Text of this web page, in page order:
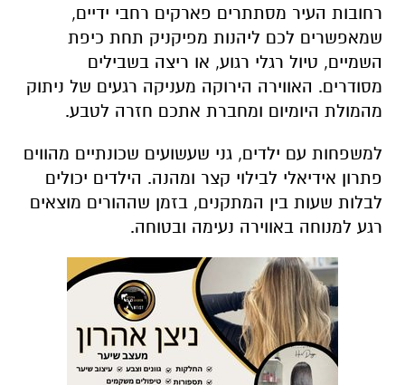
רחובות העיר מסתתרים פארקים רחבי ידיים,
שמאפשרים לכם ליהנות מפיקניק תחת כיפת
השמיים, טיול רגלי רגוע, או ריצה בשבילים
מסודרים. האווירה הירוקה מעניקה רגעים של ניתוק
מהמולת היומיום ומחברת אתכם חזרה לטבע.
למשפחות עם ילדים, גני שעשועים שכונתיים מהווים
פתרון אידיאלי לבילוי קצר ומהנה. הילדים יכולים
לבלות שעות בין המתקנים, בזמן שההורים מוצאים
רגע למנוחה באווירה נעימה ובטוחה.